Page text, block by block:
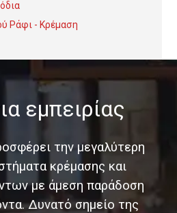
Ράφι - Κρέμαση
εμπειρίας
την μεγαλύτερη
κρέμασης και
με άμεση παράδοση
Δυνατό σημείο της